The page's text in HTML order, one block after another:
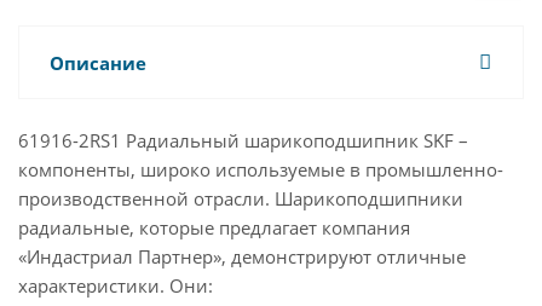
Описание
61916-2RS1 Радиальный шарикоподшипник SKF –
компоненты, широко используемые в промышленно-
производственной отрасли. Шарикоподшипники
радиальные, которые предлагает компания
«Индастриал Партнер», демонстрируют отличные
характеристики. Они: